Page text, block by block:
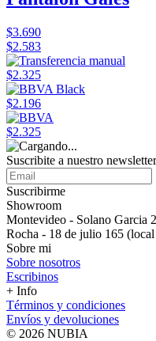
$3.690
$2.583
$2.325
$2.196
$2.325
Suscribite a nuestro newsletter
Suscribirme
Showroom
Montevideo - Solano Garcia
Rocha - 18 de julio 165
Sobre mi
Sobre nosotros
Escribinos
+ Info
Términos y condiciones
Envíos y devoluciones
© 2026 NUBIA